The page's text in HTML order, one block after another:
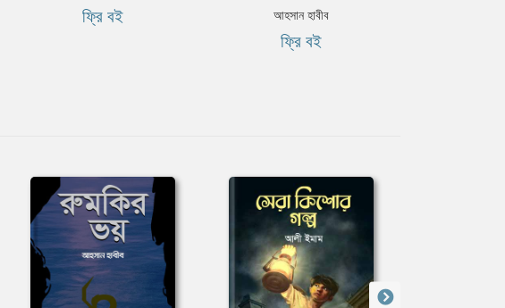
ফ্রি বই আহসান হাবীব
ফ্রি বই